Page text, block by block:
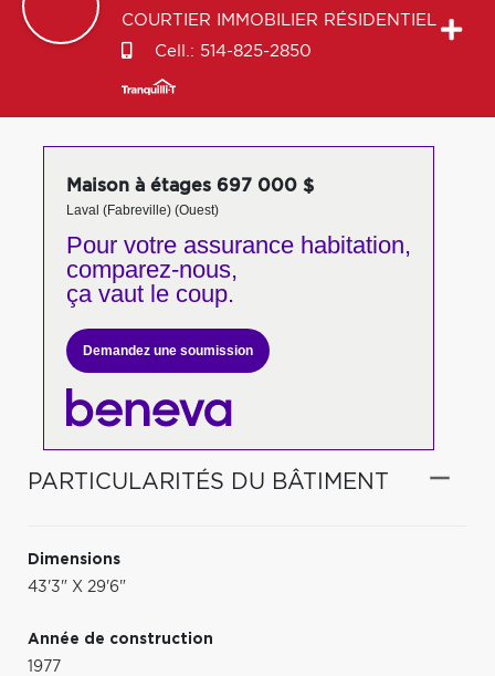
COURTIER IMMOBILIER RÉSIDENTIEL
Cell.: 514-825-2850
Maison à étages 697 000 $
Laval (Fabreville) (Ouest)
Pour votreassurance habitation,
comparez-nous,
ça vaut le coup.
Demandez une soumission
PARTICULARITÉS DU BÂTIMENT
Dimensions
43'3" X 29'6"
Année de construction
1977